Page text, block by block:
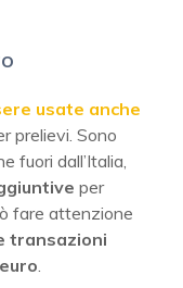
usate anche
prelievi. Sono
fuori dall’Italia,
per
fare attenzione
transazioni